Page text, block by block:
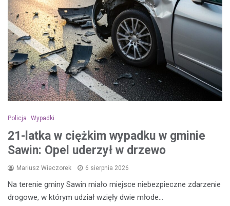
Policja Wypadki
21-latka w ciężkim wypadku w gminie
Sawin: Opel uderzył w drzewo
Mariusz Wieczorek 6 sierpnia 2026
Na terenie gminy Sawin miało miejsce niebezpieczne zdarzenie
drogowe, w którym udział wzięły dwie młode…